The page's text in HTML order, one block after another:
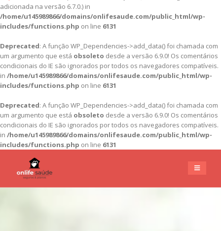
adicionada na versão 6.7.0.) in
/home/u145989866/domains/onlifesaude.com/public_html/wp-
includes/functions.php on line 6131
Deprecated: A função WP_Dependencies->add_data() foi chamada com
um argumento que está obsoleto desde a versão 6.9.0! Os comentários
condicionais do IE são ignorados por todos os navegadores compatíveis.
in /home/u145989866/domains/onlifesaude.com/public_html/wp-
includes/functions.php on line 6131
Deprecated: A função WP_Dependencies->add_data() foi chamada com
um argumento que está obsoleto desde a versão 6.9.0! Os comentários
condicionais do IE são ignorados por todos os navegadores compatíveis.
in /home/u145989866/domains/onlifesaude.com/public_html/wp-
includes/functions.php on line 6131